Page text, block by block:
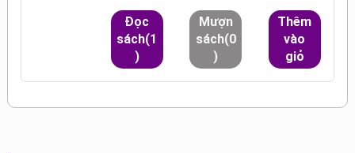
Đọc
sách(1
)
Mượn
sách(0
)
Thêm
vào
giỏ